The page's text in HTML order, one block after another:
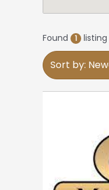
Found 1 listing
Sort by: